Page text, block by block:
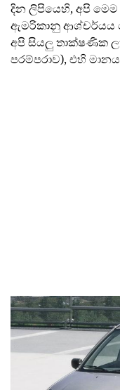
දින ලිපියෙහි, අපි
ඇමරිකානු ආශ්චර්යය
අපි සියලු තාක්ෂණික
පරම්පරාව), එහි